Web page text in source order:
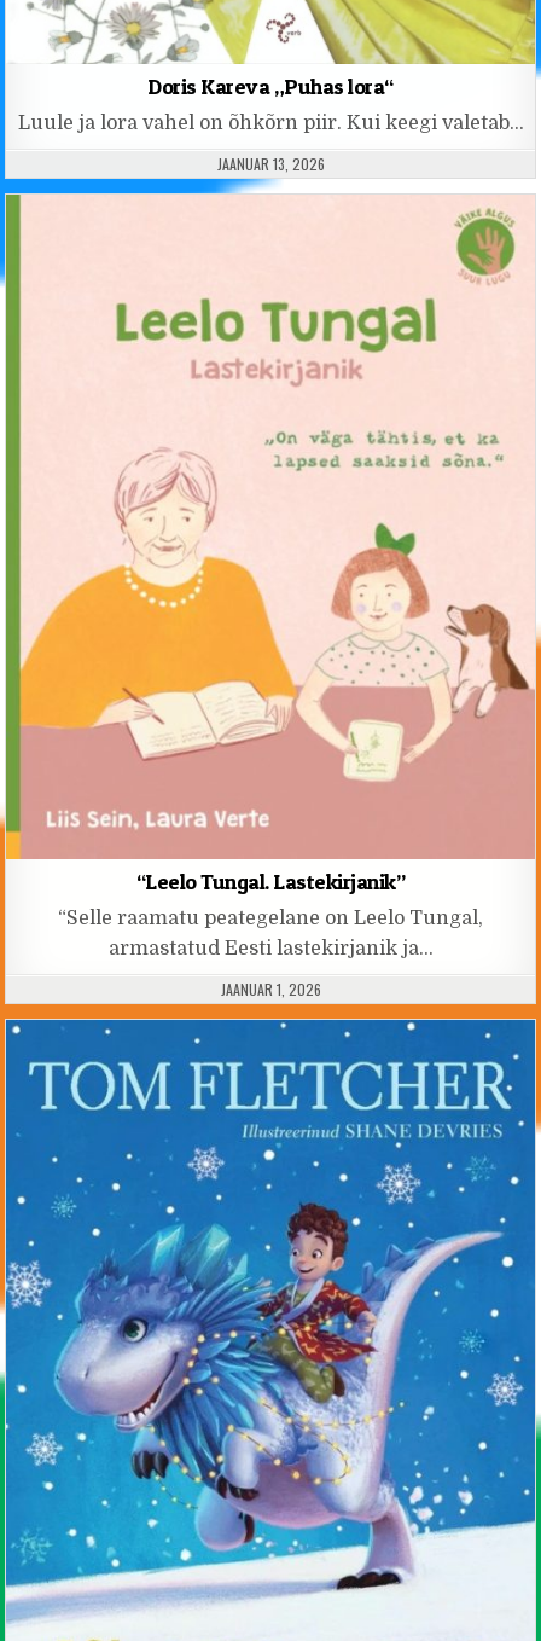
Doris Kareva „Puhas lora“
Luule ja lora vahel on õhkõrn piir. Kui keegi valetab…
PUBLISHED DATE:
JAANUAR 13, 2026
“Leelo Tungal. Lastekirjanik”
“Selle raamatu peategelane on Leelo Tungal,
armastatud Eesti lastekirjanik ja…
PUBLISHED DATE:
JAANUAR 1, 2026